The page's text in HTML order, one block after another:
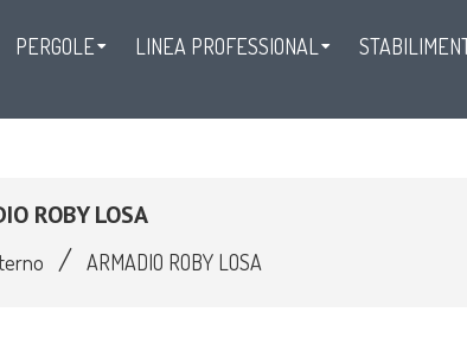
PERGOLE LINEA PROFESSIONAL
ROBY LOSA
/ ARMADIO ROBY LOSA